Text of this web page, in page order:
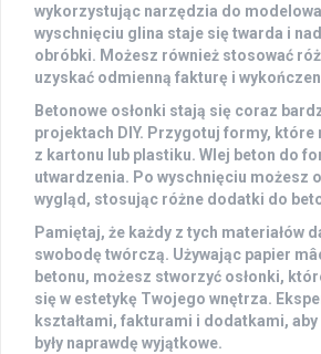
wykorzystując narzędzia do
wyschnięciu glina staje się twarda i
obróbki. Możesz również stosować
uzyskać odmienną fakturę i
Betonowe osłonki stają się coraz
projektach DIY. Przygotuj formy, które
z kartonu lub plastiku. Wlej beton do
utwardzenia. Po wyschnięciu możesz
wygląd, stosując różne dodatki do
Pamiętaj, że każdy z tych materiałów
swobodę twórczą. Używając papier
betonu, możesz stworzyć osłonki,
się w estetykę Twojego wnętrza.
kształtami, fakturami i dodatkami,
były naprawdę wyjątkowe.